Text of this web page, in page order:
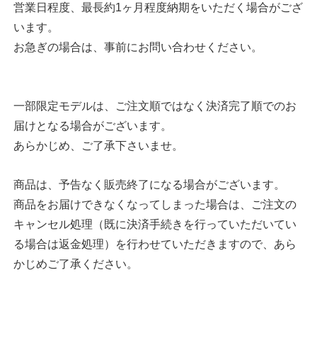
営業日程度、最長約1ヶ月程度納期をいただく場合がござ
います。
お急ぎの場合は、事前にお問い合わせください。
一部限定モデルは、ご注文順ではなく決済完了順でのお
届けとなる場合がございます。
あらかじめ、ご了承下さいませ。
商品は、予告なく販売終了になる場合がございます。
商品をお届けできなくなってしまった場合は、ご注文の
キャンセル処理（既に決済手続きを行っていただいてい
る場合は返金処理）を行わせていただきますので、あら
かじめご了承ください。